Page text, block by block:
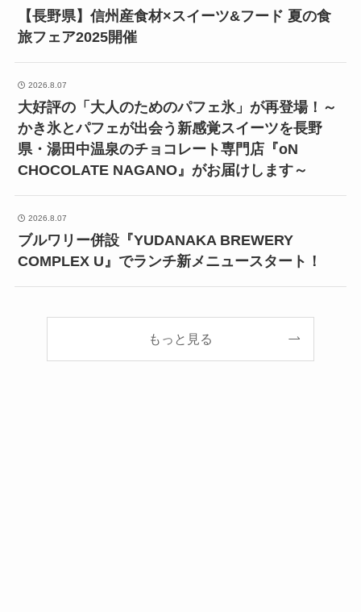
【長野県】信州産食材×スイーツ&フード 夏の食
旅フェア2025開催
2026.8.07
大好評の「大人のためのパフェ氷」が再登場！～
かき氷とパフェが出会う新感覚スイーツを長野
県・湯田中温泉のチョコレート専門店『oN
CHOCOLATE NAGANO』がお届けします～
2026.8.07
ブルワリー併設『YUDANAKA BREWERY
COMPLEX U』でランチ新メニュースタート！
もっと見る